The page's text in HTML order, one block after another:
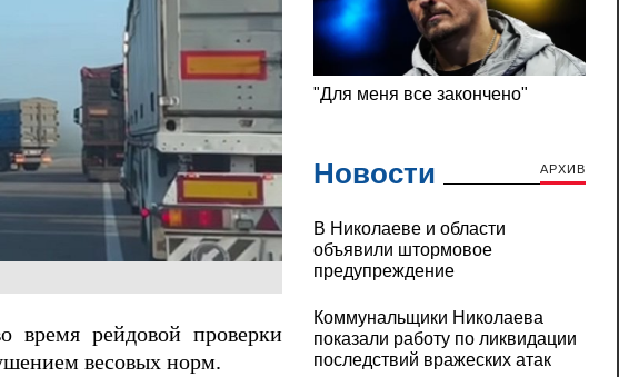
время рейдовой проверки
весовых норм.
Новости АРХИВ
В Николаеве и области
объявили штормовое
предупреждение
Коммунальщики Николаева
показали работу по ликвидации
последствий вражеских атак